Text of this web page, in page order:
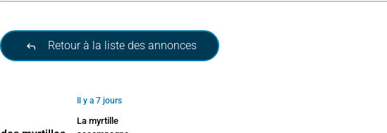
Retour à la liste des annonces
Il y a 7 jours
La myrtille